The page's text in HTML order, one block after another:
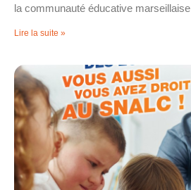
la communauté éducative marseillaise
Lire la suite »